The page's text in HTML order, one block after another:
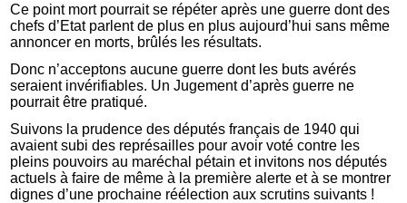
Ce point mort pourrait se répéter après une guerre dont des
chefs d’Etat parlent de plus en plus aujourd’hui sans même
annoncer en morts, brûlés les résultats.
Donc n’acceptons aucune guerre dont les buts avérés
seraient invérifiables. Un Jugement d’après guerre ne
pourrait être pratiqué.
Suivons la prudence des députés français de 1940 qui
avaient subi des représailles pour avoir voté contre les
pleins pouvoirs au maréchal pétain et invitons nos députés
actuels à faire de même à la première alerte et à se montrer
dignes d’une prochaine réélection aux scrutins suivants !